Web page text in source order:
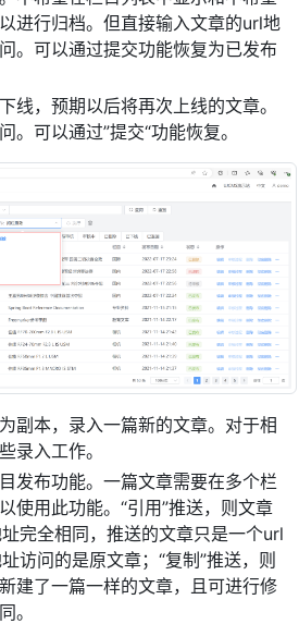
进行归档。但直接输入文章的url地
。可以通过提交功能恢复为已发布
线，预期以后将再次上线的文章。
。可以通过”提交“功能恢复。
副本，录入一篇新的文章。对于相
录入工作。
发布功能。一篇文章需要在多个栏
使用此功能。“引用”推送，则文章
完全相同，推送的文章只是一个url
访问的是原文章；“复制”推送，则
建了一篇一样的文章，且可进行修
。